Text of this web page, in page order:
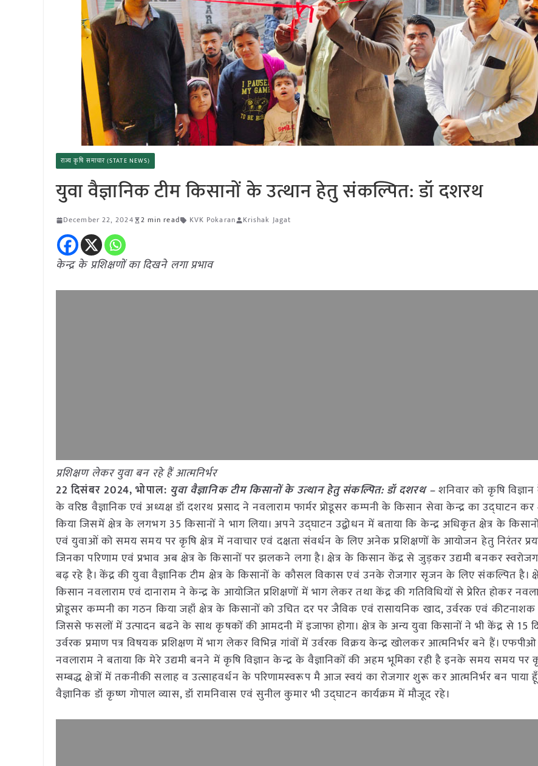
राज्य कृषि समाचार (STATE NEWS)
युवा वैज्ञानिक टीम किसानों के उत्थान हेतु संकल्पित: डॉ दशरथ
December 22, 2024 2 min read KVK Pokaran Krishak Jagat
केन्द्र के प्रशिक्षणों का दिखने लगा प्रभाव
प्रशिक्षण लेकर युवा बन रहे हैं आत्मनिर्भर
22 दिसंबर 2024,भोपाल: युवा वैज्ञानिक टीम किसानों के उत्थान हेतु संकल्पित: डॉ दशरथ –शनिवार को कृषि
के वरिष्ठ वैज्ञानिक एवं अध्यक्ष डॉ दशरथ प्रसाद ने नवलाराम फार्मर प्रोडूसर कम्पनी के किसान सेवा केन्द्र का उद्घाटन
किया जिसमें क्षेत्र के लगभग 35 किसानों ने भाग लिया। अपने उद्घाटन उद्बोधन में बताया कि केन्द्र अधिकृत क्षेत्र के
एवं युवाओं को समय समय पर कृषि क्षेत्र में नवाचार एवं दक्षता संवर्धन के लिए अनेक प्रशिक्षणों के आयोजन हेतु निरंतर
जिनका परिणाम एवं प्रभाव अब क्षेत्र के किसानों पर झलकने लगा है। क्षेत्र के किसान केंद्र से जुड़कर उद्यमी बनकर
बढ़ रहे है। केंद्र की युवा वैज्ञानिक टीम क्षेत्र के किसानों के कौसल विकास एवं उनके रोजगार सृजन के लिए संकल्पित है।
किसान नवलाराम एवं दानाराम ने केन्द्र के आयोजित प्रशिक्षणों में भाग लेकर तथा केंद्र की गतिविधियों से प्रेरित होकर
प्रोडूसर कम्पनी का गठन किया जहाँ क्षेत्र के किसानों को उचित दर पर जैविक एवं रासायनिक खाद, उर्वरक एवं
जिससे फसलों में उत्पादन बढने के साथ कृषकों की आमदनी में इजाफा होगा। क्षेत्र के अन्य युवा किसानों ने भी केंद्र से 15
उर्वरक प्रमाण पत्र विषयक प्रशिक्षण में भाग लेकर विभिन्न गांवों में उर्वरक विक्रय केन्द्र खोलकर आत्मनिर्भर बने हैं।
नवलाराम ने बताया कि मेरे उद्यमी बनने में कृषि विज्ञान केन्द्र के वैज्ञानिकों की अहम भूमिका रही है इनके समय समय पर
सम्बद्ध क्षेत्रों में तकनीकी सलाह व उत्साहवर्धन के परिणामस्वरूप मै आज स्वयं का रोजगार शुरू कर आत्मनिर्भर बन पाया
वैज्ञानिक डॉ कृष्ण गोपाल व्यास, डॉ रामनिवास एवं सुनील कुमार भी उद्घाटन कार्यक्रम में मौजूद रहे।